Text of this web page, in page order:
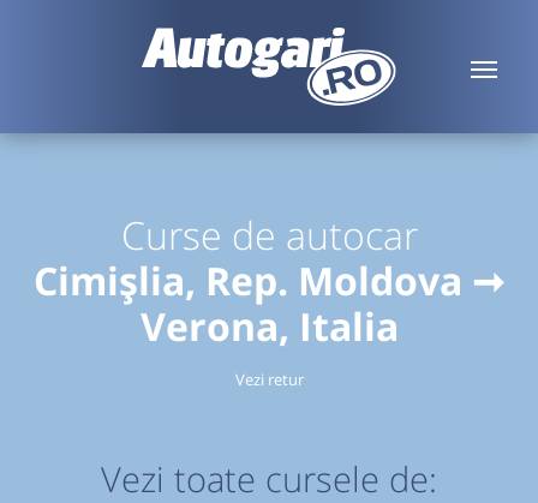
Curse de autocar
Cimișlia, Rep. Moldova ➞
Verona, Italia
Vezi retur
Vezi toate cursele de: